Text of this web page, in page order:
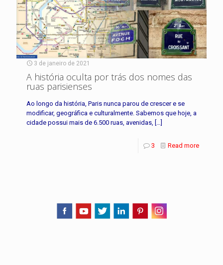
3 de janeiro de 2021
A história oculta por trás dos nomes das
ruas parisienses
Ao longo da história, Paris nunca parou de crescer e se
modificar, geográfica e culturalmente. Sabemos que hoje, a
cidade possui mais de 6.500 ruas, avenidas,
3 Read more